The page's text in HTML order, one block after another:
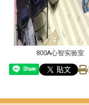
800A心智实验室
Share